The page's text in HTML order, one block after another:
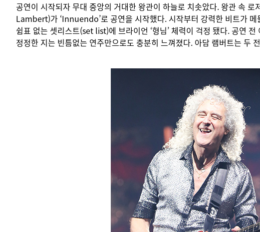
공연이 시작되자 무대 중앙의 거대한 왕관이 하늘로 치솟았다. 왕관 속
Lambert)가 ‘Innuendo’로 공연을 시작했다. 시작부터 강력한 비트가
쉼표 없는 셋리스트(set list)에 브라이언 ‘형님’ 체력이 걱정 됐다. 공연
정정한 지는 빈틈없는 연주만으로도 충분히 느껴졌다. 아담 램버트는 두